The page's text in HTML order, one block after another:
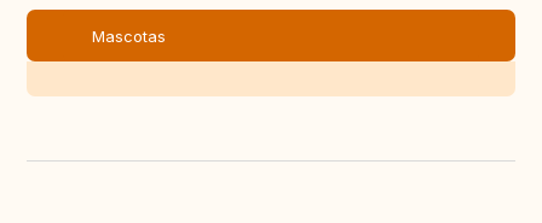
Mascotas